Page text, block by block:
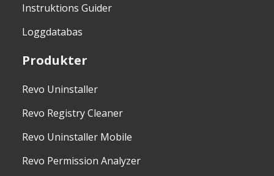
Instruktions Guider
Loggdatabas
Produkter
Revo Uninstaller
Revo Registry Cleaner
Revo Uninstaller Mobile
Revo Permission Analyzer